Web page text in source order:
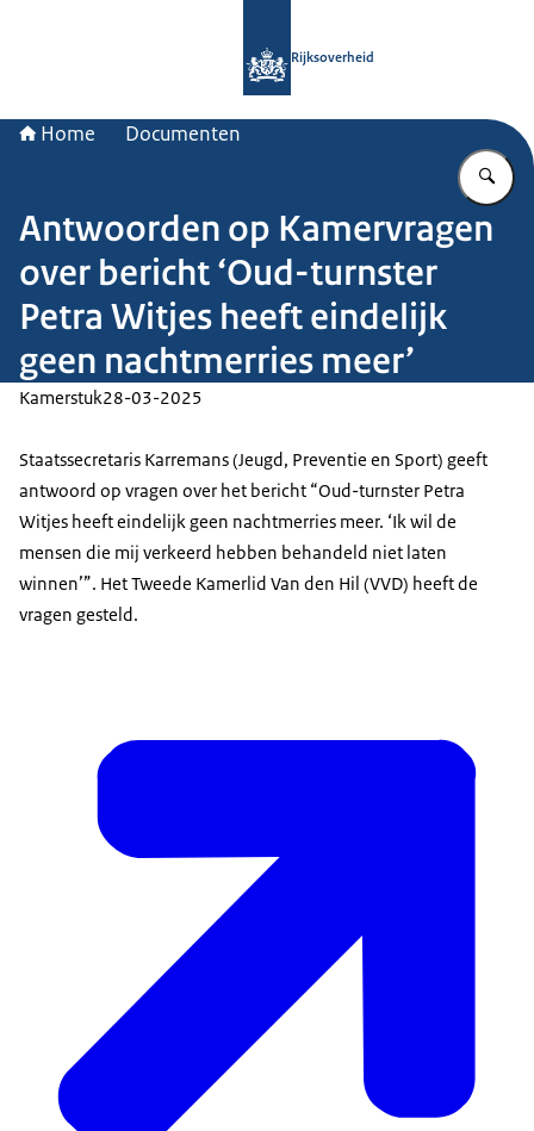
Rijksoverheid
Home Documenten
Antwoorden op Kamervragen
over bericht ‘Oud-turnster
Petra Witjes heeft eindelijk
geen nachtmerries meer’
Kamerstuk28-03-2025
Staatssecretaris Karremans (Jeugd, Preventie en Sport) geeft
antwoord op vragen over het bericht “Oud-turnster Petra
Witjes heeft eindelijk geen nachtmerries meer. ‘Ik wil de
mensen die mij verkeerd hebben behandeld niet laten
winnen’”. Het Tweede Kamerlid Van den Hil (VVD) heeft de
vragen gesteld.